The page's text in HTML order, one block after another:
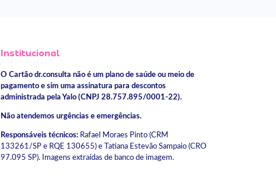
Institucional
O Cartão dr.consulta não é um plano de saúde ou meio de
pagamento e sim uma assinatura para descontos
administrada pela Yalo (CNPJ 28.757.895/0001-22).
Não atendemos urgências e emergências.
Responsáveis técnicos:Rafael Moraes Pinto (CRM
133261/SP e RQE 130655) e Tatiana Estevão Sampaio (CRO
97.095 SP). Imagens extraídas de banco de imagem.